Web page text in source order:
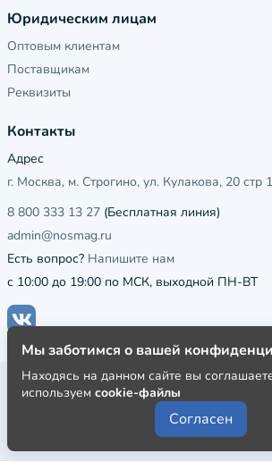
Юридическим лицам
Оптовым клиентам
Поставщикам
Реквизиты
Контакты
Адрес
г. Москва, м. Строгино, ул. Кулакова, 20 стр
8 800 333 13 27 (Бесплатная линия)
admin@nosmag.ru
Есть вопрос? Напишите нам
с 10:00 до 19:00 по МСК, выходной ПН-ВТ
Публичная оферта
Пользовательское соглашение
Политика конфиденциальности
Мы заботимся о вашей
Находясь на данном сайте вы
используем cookie-файлы
Согласен